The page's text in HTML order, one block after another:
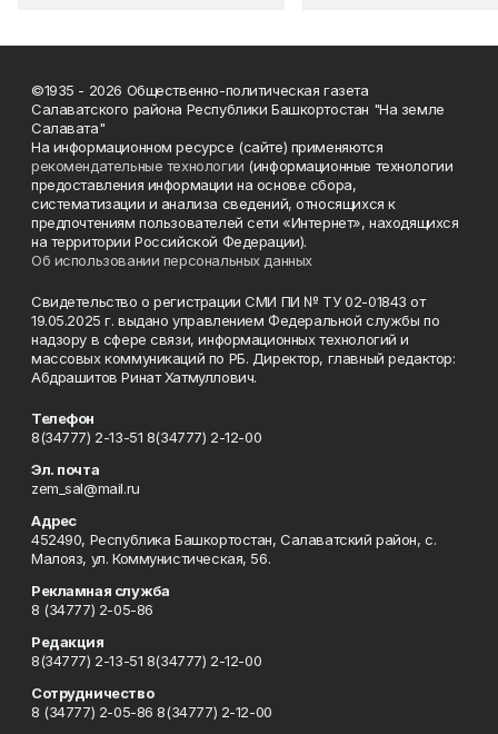
©1935 - 2026 Общественно-политическая газета
Салаватского района Республики Башкортостан "На земле
Салавата"
На информационном ресурсе (сайте) применяются
рекомендательные технологии (информационные технологии
предоставления информации на основе сбора,
систематизации и анализа сведений, относящихся к
предпочтениям пользователей сети «Интернет», находящихся
на территории Российской Федерации).
Об использовании персональных данных
Свидетельство о регистрации СМИ ПИ № ТУ 02-01843 от
19.05.2025 г. выдано управлением Федеральной службы по
надзору в сфере связи, информационных технологий и
массовых коммуникаций по РБ. Директор, главный редактор:
Абдрашитов Ринат Хатмуллович.
Телефон
8(34777) 2-13-51 8(34777) 2-12-00
Эл. почта
zem_sal@mail.ru
Адрес
452490, Республика Башкортостан, Салаватский район, с.
Малояз, ул. Коммунистическая, 56.
Рекламная служба
8 (34777) 2-05-86
Редакция
8(34777) 2-13-51 8(34777) 2-12-00
Сотрудничество
8 (34777) 2-05-86 8(34777) 2-12-00